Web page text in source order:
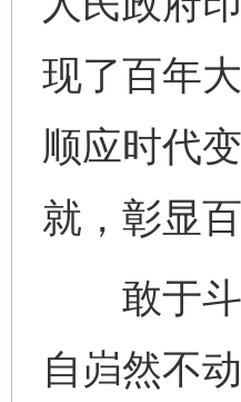
现了百年
顺应时代
就，彰显
敢于斗
自岿然不